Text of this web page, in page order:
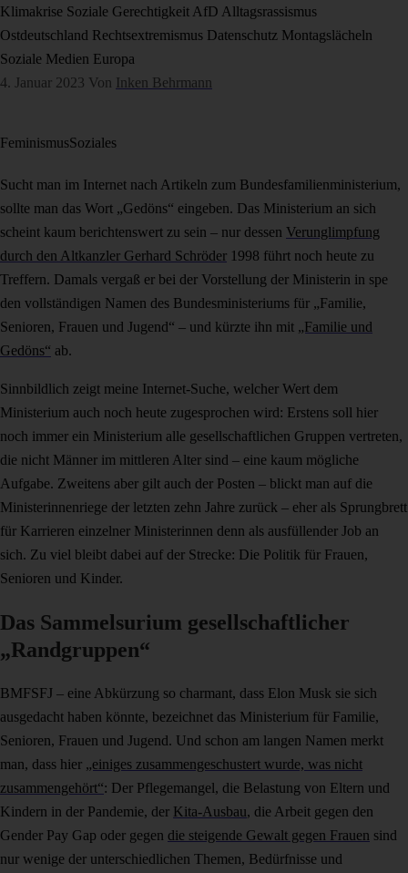
Klimakrise Soziale Gerechtigkeit AfD Alltagsrassismus
Ostdeutschland Rechtsextremismus Datenschutz Montagslächeln
Soziale Medien Europa
4. Januar 2023 Von Inken Behrmann
FeminismusSoziales
Sucht man im Internet nach Artikeln zum Bundesfamilienministerium,
sollte man das Wort „Gedöns“ eingeben. Das Ministerium an sich
scheint kaum berichtenswert zu sein – nur dessen Verunglimpfung
durch den Altkanzler Gerhard Schröder 1998 führt noch heute zu
Treffern. Damals vergaß er bei der Vorstellung der Ministerin in spe
den vollständigen Namen des Bundesministeriums für „Familie,
Senioren, Frauen und Jugend“ – und kürzte ihn mit „Familie und
Gedöns“ ab.
Sinnbildlich zeigt meine Internet-Suche, welcher Wert dem
Ministerium auch noch heute zugesprochen wird: Erstens soll hier
noch immer ein Ministerium alle gesellschaftlichen Gruppen vertreten,
die nicht Männer im mittleren Alter sind – eine kaum mögliche
Aufgabe. Zweitens aber gilt auch der Posten – blickt man auf die
Ministerinnenriege der letzten zehn Jahre zurück – eher als Sprungbrett
für Karrieren einzelner Ministerinnen denn als ausfüllender Job an
sich. Zu viel bleibt dabei auf der Strecke: Die Politik für Frauen,
Senioren und Kinder.
Das Sammelsurium gesellschaftlicher
„Randgruppen“
BMFSFJ – eine Abkürzung so charmant, dass Elon Musk sie sich
ausgedacht haben könnte, bezeichnet das Ministerium für Familie,
Senioren, Frauen und Jugend. Und schon am langen Namen merkt
man, dass hier „einiges zusammengeschustert wurde, was nicht
zusammengehört“: Der Pflegemangel, die Belastung von Eltern und
Kindern in der Pandemie, der Kita-Ausbau, die Arbeit gegen den
Gender Pay Gap oder gegen die steigende Gewalt gegen Frauen sind
nur wenige der unterschiedlichen Themen, Bedürfnisse und